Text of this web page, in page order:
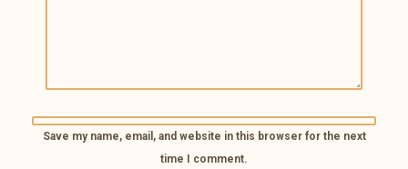
Save my name, email, and website in this browser for the next
time I comment.